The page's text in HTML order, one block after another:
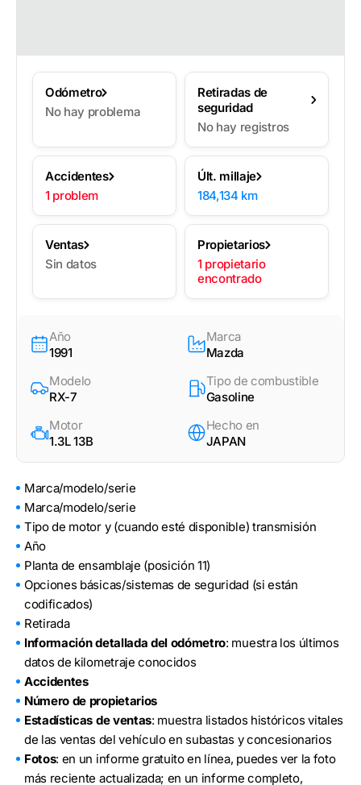
Odómetro
No hay problema
Retiradas de
seguridad
No hay registros
Accidentes
1 problem
Últ. millaje
184,134 km
Ventas
Sin datos
Propietarios
1 propietario
encontrado
Año
1991
Marca
Mazda
Modelo
RX-7
Tipo de combustible
Gasoline
Motor
1.3L 13B
Hecho en
JAPAN
Marca/modelo/serie
Marca/modelo/serie
Tipo de motor y (cuando esté disponible) transmisión
Año
Planta de ensamblaje (posición 11)
Opciones básicas/sistemas de seguridad (si están
codificados)
Retirada
Información detallada del odómetro: muestra los últimos
datos de kilometraje conocidos
Accidentes
Número de propietarios
Estadísticas de ventas: muestra listados históricos vitales
de las ventas del vehículo en subastas y concesionarios
Fotos: en un informe gratuito en línea, puedes ver la foto
más reciente actualizada; en un informe completo,